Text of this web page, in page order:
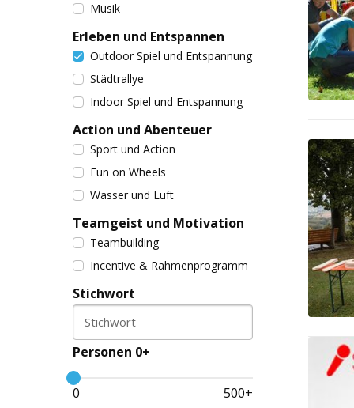
Musik
Erleben und Entspannen
Outdoor Spiel und Entspannung
Städtrallye
Indoor Spiel und Entspannung
Action und Abenteuer
Sport und Action
Fun on Wheels
Wasser und Luft
Teamgeist und Motivation
Teambuilding
Incentive & Rahmenprogramm
Stichwort
Stichwort
Personen 0+
0 500+